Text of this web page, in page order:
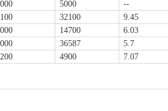
5000
--
32100
9.45
14700
6.03
36587
5.7
4900 7.07